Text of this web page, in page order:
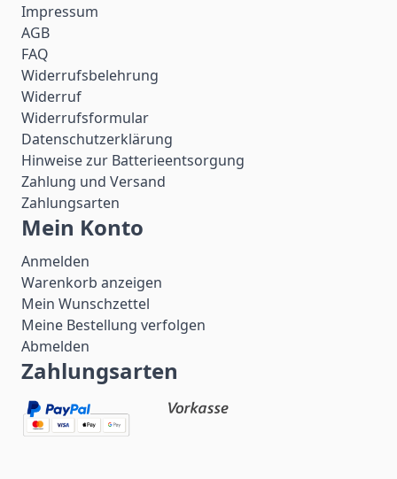
Impressum
AGB
FAQ
Widerrufsbelehrung
Widerruf
Widerrufsformular
Datenschutzerklärung
Hinweise zur Batterieentsorgung
Zahlung und Versand
Zahlungsarten
Mein Konto
Anmelden
Warenkorb anzeigen
Mein Wunschzettel
Meine Bestellung verfolgen
Abmelden
Zahlungsarten